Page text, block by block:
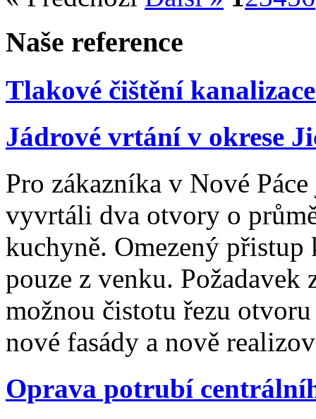
Naše reference
Tlakové čištění
Jádrové vrtání v okrese
Pro zákazníka v Nové
vyvrtáli dva otvory o
kuchyně. Omezený přistup
pouze z venku.
možnou čistotu řezu
nové fasády a nově
Oprava potrubí